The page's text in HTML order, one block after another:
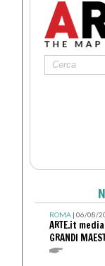
N
ROMA| 06/08/
ARTE.it
GRANDI